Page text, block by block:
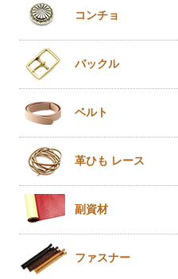
コンチョ
バックル
ベルト
革ひも レース
副資材
ファスナー